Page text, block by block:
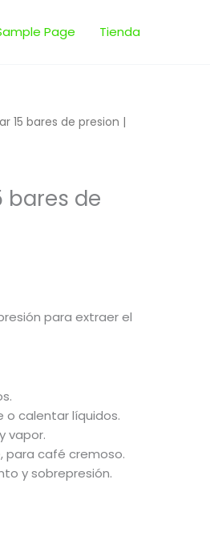
Page Tienda
15 bares de presion |
bares de
para extraer el
o calentar líquidos.
vapor.
para café cremoso.
y sobrepresión.